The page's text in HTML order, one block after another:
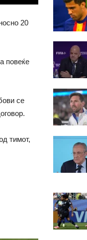
20
повеќе
се
тимот,